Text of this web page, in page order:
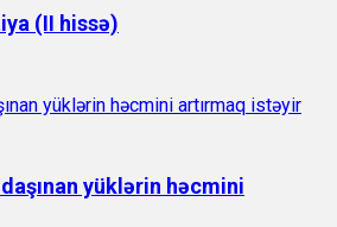
(II hissə)
yüklərin həcmini